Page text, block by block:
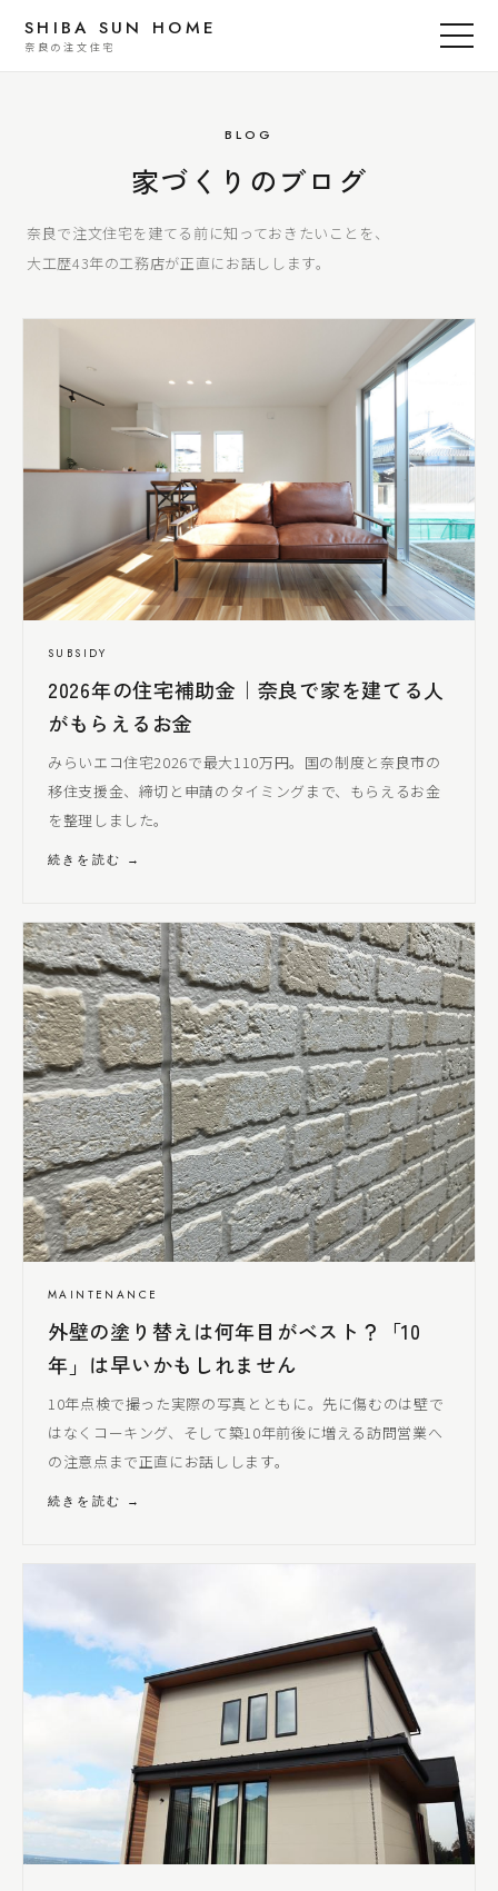
SHIBA SUN HOME
奈良の注文住宅
BLOG
家づくりのブログ
奈良で注文住宅を建てる前に知っておきたいことを、
大工歴43年の工務店が正直にお話しします。
SUBSIDY
2026年の住宅補助金｜奈良で家を建てる人
がもらえるお金
みらいエコ住宅2026で最大110万円。国の制度と奈良市の
移住支援金、締切と申請のタイミングまで、もらえるお金
を整理しました。
続きを読む →
MAINTENANCE
外壁の塗り替えは何年目がベスト？「10
年」は早いかもしれません
10年点検で撮った実際の写真とともに。先に傷むのは壁で
はなくコーキング、そして築10年前後に増える訪問営業へ
の注意点まで正直にお話しします。
続きを読む →